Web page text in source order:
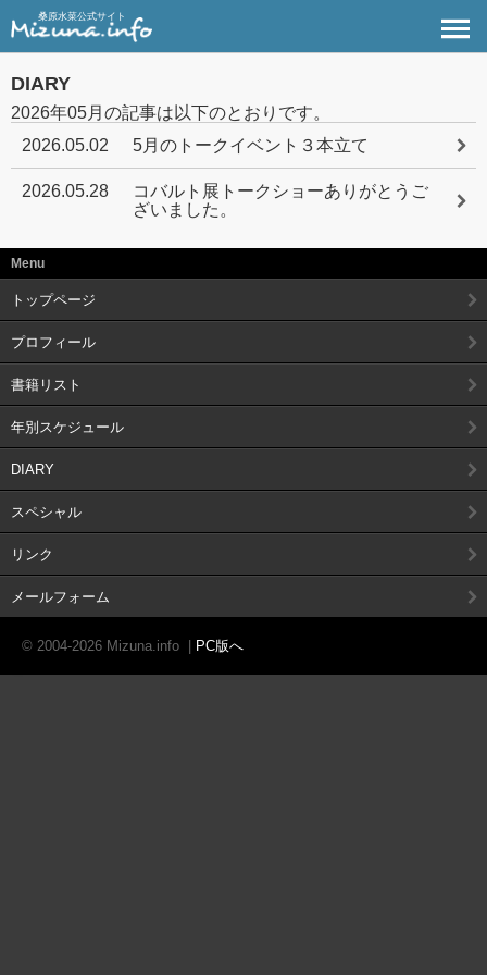
桑原水菜公式サイト
DIARY
2026年05月の記事は以下のとおりです。
2026.05.02
5月のトークイベント３本立て
2026.05.28
コバルト展トークショーありがとうご
ざいました。
Menu
トップページ
プロフィール
書籍リスト
年別スケジュール
DIARY
スペシャル
リンク
メールフォーム
© 2004-2026 Mizuna.info PC版へ